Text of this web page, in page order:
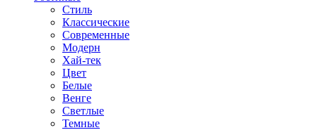
Стиль
Классические
Современные
Модерн
Хай-тек
Цвет
Белые
Венге
Светлые
Темные